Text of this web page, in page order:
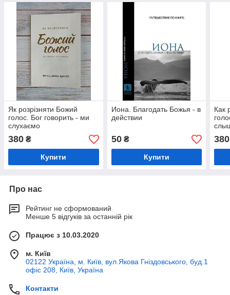
Як розрізняти Божий
голос. Бог говорить - ми
слухаємо
380 ₴
Купити
Иона. Благодать Божья - в
действии
50₴
Купити
Как
380
Про нас
Рейтинг не сформований
Менше 5 відгуків за останній рік
Працює з 10.03.2020
м. Київ
02122 Україна, м. Київ, вул.Якова Гніздовського, буд.1
офіс 208, Київ, Україна
Контакти